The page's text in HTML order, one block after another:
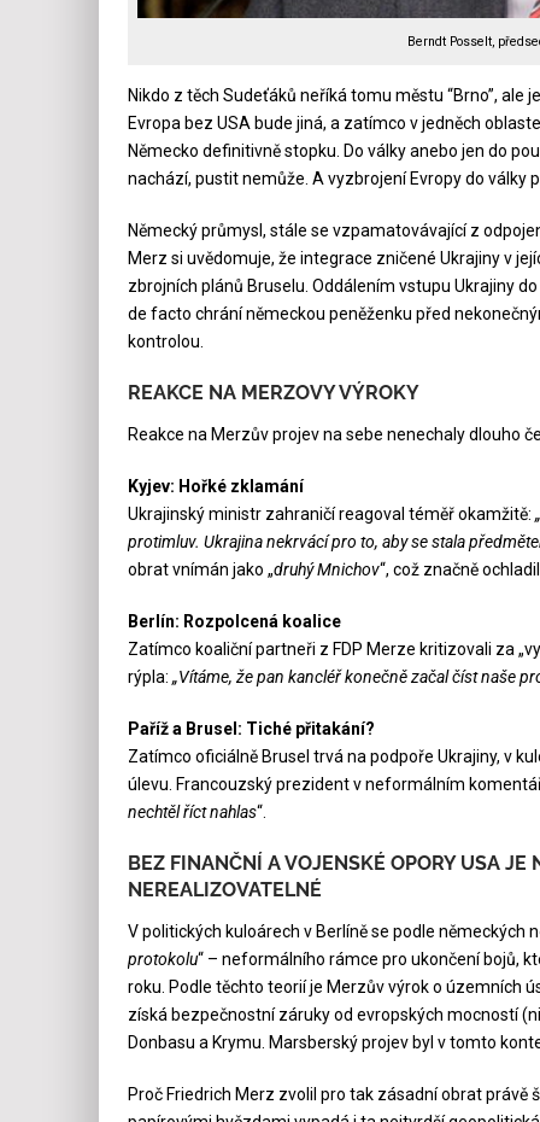
Berndt Posselt,
Nikdo z těch Sudeťáků neříká tomu městu “Brno”, ale
Evropa bez USA bude jiná, a zatímco v jedněch
Německo definitivně stopku. Do války anebo jen do
nachází, pustit nemůže. A vyzbrojení Evropy do války
Německý průmysl, stále se vzpamatovávající z
Merz si uvědomuje, že integrace zničené Ukrajiny v
zbrojních plánů Bruselu. Oddálením vstupu Ukrajiny
de facto chrání německou peněženku před
kontrolou.
REAKCE NA MERZOVY VÝROKY
Reakce na Merzův projev na sebe nenechaly dlouho
Kyjev: Hořké zklamání
Ukrajinský ministr zahraničí reagoval téměř okamžitě:
protimluv. Ukrajina nekrvácí pro to, aby se stala
obrat vnímán jako „druhý Mnichov“, což značně
Berlín: Rozpolcená koalice
Zatímco koaliční partneři z FDP Merze kritizovali za
rýpla: „Vítáme, že pan kancléř konečně začal číst naše
Paříž a Brusel: Tiché přitakání?
Zatímco oficiálně Brusel trvá na podpoře Ukrajiny, v
úlevu. Francouzský prezident v neformálním
nechtěl říct nahlas“.
BEZ FINANČNÍ A VOJENSKÉ OPORY USA
NEREALIZOVATELNÉ
V politických kuloárech v Berlíně se podle německých
protokolu“ – neformálního rámce pro ukončení bojů,
roku. Podle těchto teorií je Merzův výrok o územních
získá bezpečnostní záruky od evropských mocností
Donbasu a Krymu. Marsberský projev byl v tomto
Proč Friedrich Merz zvolil pro tak zásadní obrat